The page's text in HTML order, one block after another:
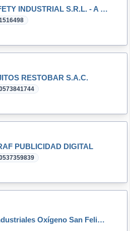
A & A SAFETY INDUSTRIAL S.R.L. - A & A S.I. S.R.L.
RESTOBAR S.A.C.
PUBLICIDAD DIGITAL
Gases Industriales Oxígeno San Felipe - OSF